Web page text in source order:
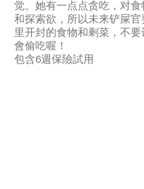
觉。她有一点点贪吃，对
和探索欲，所以未来铲屎官
里开封的食物和剩菜，不
會偷吃喔！
包含6週保險試用